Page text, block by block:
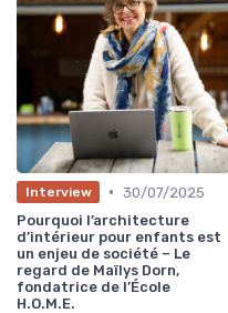
Interview • 30/07/2025
Pourquoi l’architecture
d’intérieur pour enfants est
un enjeu de société – Le
regard de Maïlys Dorn,
fondatrice de l’École
H.O.M.E.